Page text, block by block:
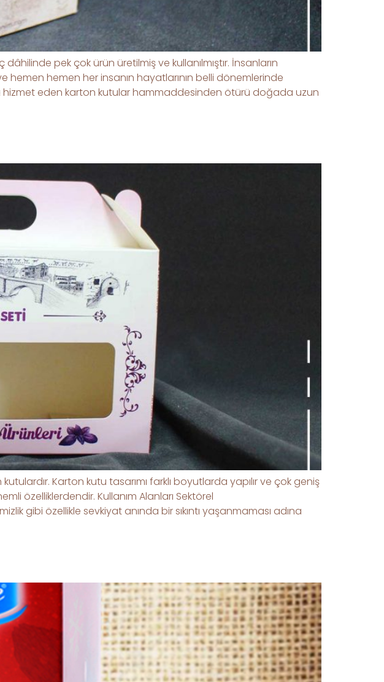
pek çok ürün üretilmiş ve kullanılmıştır. İnsanların
hemen hemen her insanın hayatlarının belli dönemlerinde
hizmet eden karton kutular hammaddesinden ötürü doğada uzun
Karton kutu tasarımı farklı boyutlarda yapılır ve çok geniş
özelliklerdendir. Kullanım Alanları Sektörel
gibi özellikle sevkiyat anında bir sıkıntı yaşanmaması adına